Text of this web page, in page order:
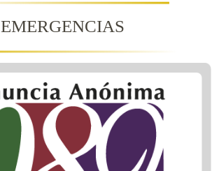
EMERGENCIAS